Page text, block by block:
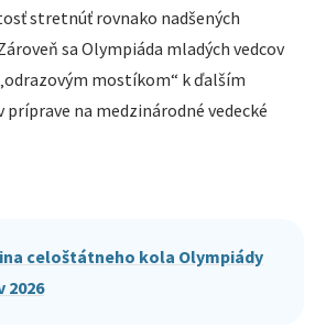
stretnúť rovnako nadšených
sa Olympiáda mladých vedcov
mostíkom“ k ďalším
na medzinárodné vedecké
celoštátneho kola Olympiády
2026